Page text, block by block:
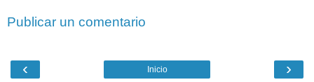
Publicar un comentario
‹ ›
Inicio